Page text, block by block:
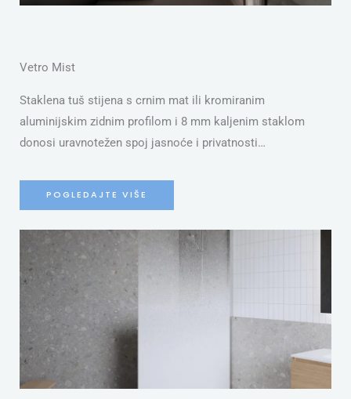
Vetro Mist
Staklena tuš stijena s crnim mat ili kromiranim
aluminijskim zidnim profilom i 8 mm kaljenim staklom
donosi uravnotežen spoj jasnoće i privatnosti…
POGLEDAJTE VIŠE